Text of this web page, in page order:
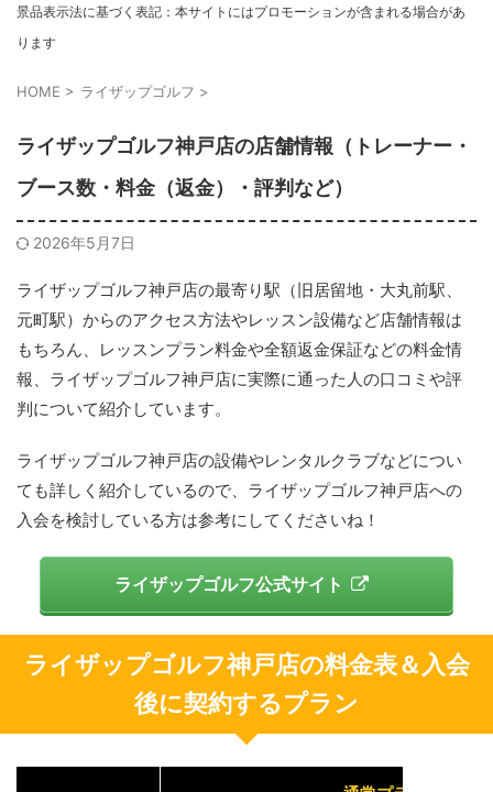
景品表示法に基づく表記：本サイトにはプロモーションが含まれる場合があ
ります
HOME > ライザップゴルフ >
ライザップゴルフ神戸店の店舗情報（トレーナー・
ブース数・料金（返金）・評判など）
2026年5月7日
ライザップゴルフ神戸店の最寄り駅（旧居留地・大丸前駅、
元町駅）からのアクセス方法やレッスン設備など店舗情報は
もちろん、レッスンプラン料金や全額返金保証などの料金情
報、ライザップゴルフ神戸店に実際に通った人の口コミや評
判について紹介しています。
ライザップゴルフ神戸店の設備やレンタルクラブなどについ
ても詳しく紹介しているので、ライザップゴルフ神戸店への
入会を検討している方は参考にしてくださいね！
ライザップゴルフ公式サイト
ライザップゴルフ神戸店の料金表＆入会
後に契約するプラン